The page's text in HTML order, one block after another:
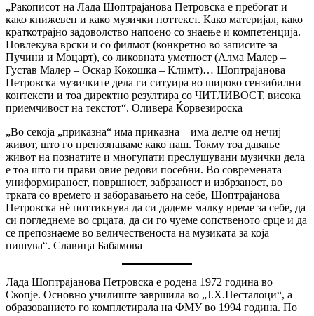
„Ракописот на Лада Шоптрајанова Петровска е пребогат и
како книжевен и како музички поттекст. Како материјал, како
краткотрајно задоволство напоено со знаење и компетенција.
Повлекува врски и со филмот (конкретно во записите за
Пучини и Моцарт), со ликовната уметност (Алма Малер –
Густав Малер – Оскар Кокошка – Климт)… Шоптрајанова
Петровска музичките дела ги ситуира во широко сензибилни
контексти и тоа директно резултира со ЧИТЛИВОСТ, висока
приемчивост на текстот“. Оливера Ќорвезироска
„Во секоја „приказна“ има приказна – има делче од нечиј
живот, што го препознаваме како наш. Токму тоа давање
живот на познатите и многупати преслушувани музички дела
е тоа што ги прави овие редови посебни. Во современата
униформираност, површност, забрзаност и избрзаност, во
трката со времето и заборавањето на себе, Шоптрајанова
Петровска нè поттикнува да си дадеме малку време за себе, да
си погледнеме во срцата, да си го чуеме сопственото срце и да
се препознаеме во величественоста на музиката за која
пишува“. Славица Бабамова
Лада Шоптрајанова Петровска е родена 1972 година во
Скопје. Основно училиште завршила во „Ј.Х.Песталоци“, а
образованието го комплетирала на ФМУ во 1994 година. По